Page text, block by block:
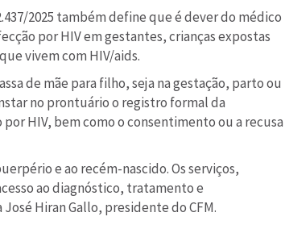
2025 também define que é dever do médico
por HIV em gestantes, crianças expostas
vivem com HIV/aids.
de mãe para filho, seja na gestação, parto ou
no prontuário o registro formal da
HIV, bem como o consentimento ou a recusa
e ao recém-nascido. Os serviços,
ao diagnóstico, tratamento e
Hiran Gallo, presidente do CFM.